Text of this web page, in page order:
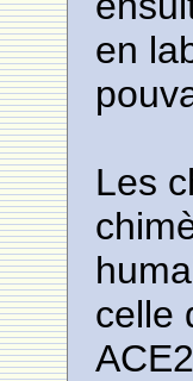
en
Les
celle